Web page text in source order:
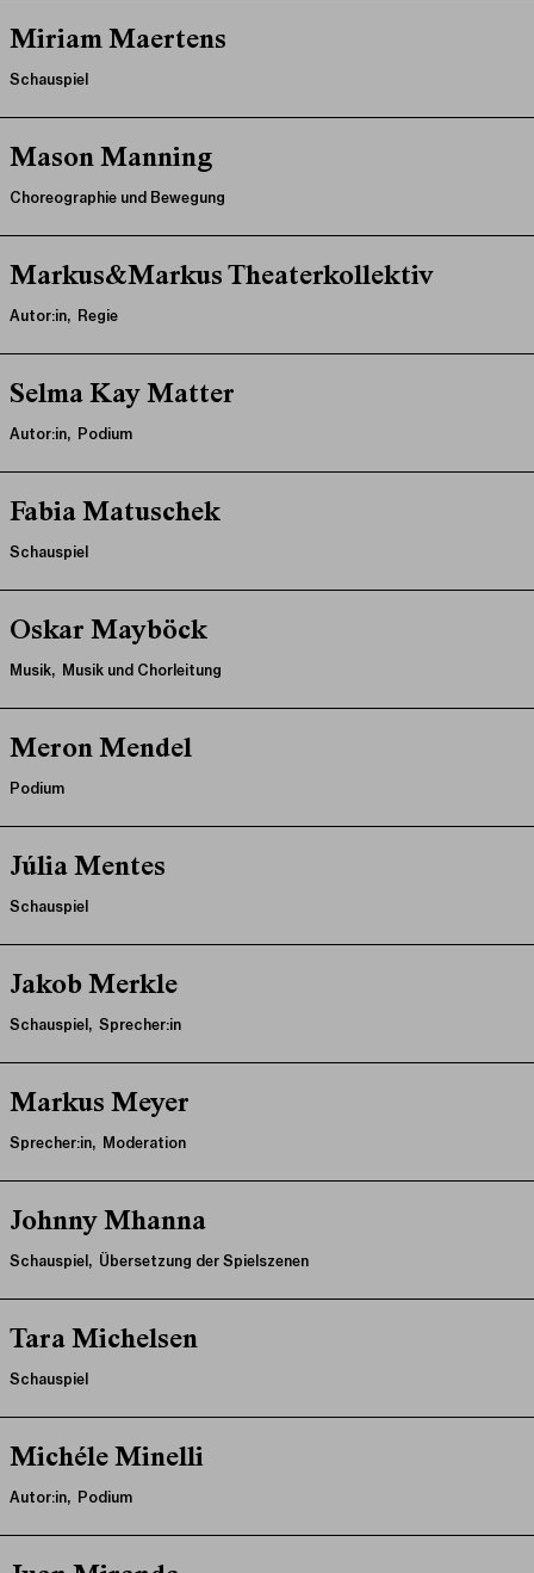
Miriam Maertens
Schauspiel
Mason Manning
Choreographie und Bewegung
Markus&Markus Theaterkollektiv
Autor:in, Regie
Selma Kay Matter
Autor:in, Podium
Fabia Matuschek
Schauspiel
Oskar Mayböck
Musik, Musik und Chorleitung
Meron Mendel
Podium
Júlia Mentes
Schauspiel
Jakob Merkle
Schauspiel, Sprecher:in
Markus Meyer
Sprecher:in, Moderation
Johnny Mhanna
Schauspiel, Übersetzung der Spielszenen
Tara Michelsen
Schauspiel
Michéle Minelli
Autor:in, Podium